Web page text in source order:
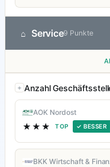
⌂ Service9 Punkte
Anzahl
AOK Nordost
★★★ TOP ✓ BESSER
BKK Wirtschaft &